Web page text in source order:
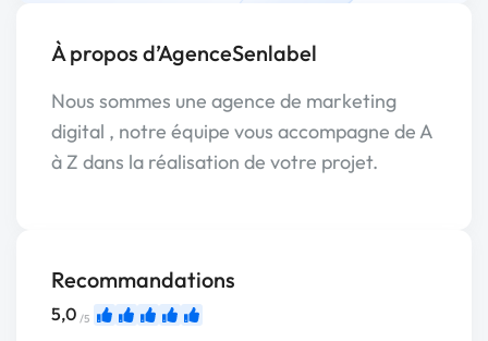
À propos d’AgenceSenlabel
Nous sommes une agence de marketing
digital , notre équipe vous accompagne de A
à Z dans la réalisation de votre projet.
Recommandations
5,0 /5